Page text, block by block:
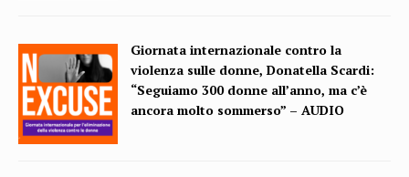
Giornata internazionale contro la
violenza sulle donne, Donatella Scardi:
“Seguiamo 300 donne all’anno, ma c’è
ancora molto sommerso” – AUDIO